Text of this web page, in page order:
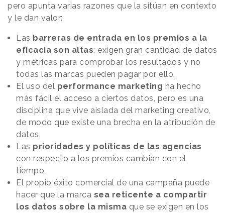
pero apunta varias razones que la sitúan en contexto
y le dan valor:
Las barreras de entrada en los premios a la
eficacia son altas: exigen gran cantidad de datos
y métricas para comprobar los resultados y no
todas las marcas pueden pagar por ello.
El uso del performance marketing ha hecho
más fácil el acceso a ciertos datos, pero es una
disciplina que vive aislada del marketing creativo,
de modo que existe una brecha en la atribución de
datos.
Las prioridades y políticas de las agencias
con respecto a los premios cambian con el
tiempo.
El propio éxito comercial de una campaña puede
hacer que la marca sea reticente a compartir
los datos sobre la misma que se exigen en los